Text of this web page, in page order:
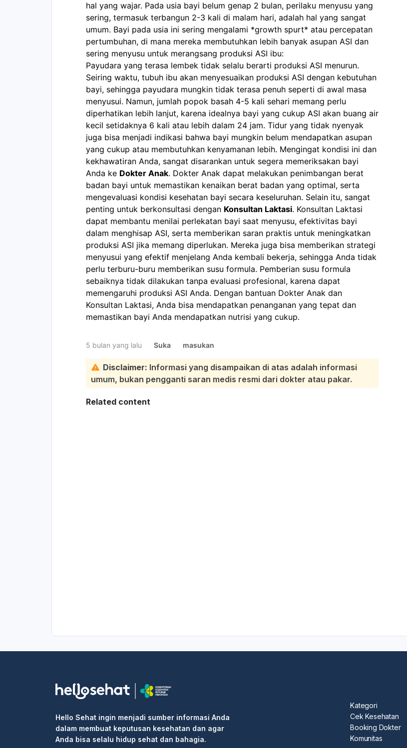
hal yang wajar. Pada usia bayi belum genap 2 bulan, perilaku menyusu yang
sering, termasuk terbangun 2-3 kali di malam hari, adalah hal yang sangat
umum. Bayi pada usia ini sering mengalami *growth spurt* atau percepatan
pertumbuhan, di mana mereka membutuhkan lebih banyak asupan ASI dan
sering menyusu untuk merangsang produksi ASI ibu:
Payudara yang terasa lembek tidak selalu berarti produksi ASI menurun.
Seiring waktu, tubuh ibu akan menyesuaikan produksi ASI dengan kebutuhan
bayi, sehingga payudara mungkin tidak terasa penuh seperti di awal masa
menyusui. Namun, jumlah popok basah 4-5 kali sehari memang perlu
diperhatikan lebih lanjut, karena idealnya bayi yang cukup ASI akan buang air
kecil setidaknya 6 kali atau lebih dalam 24 jam. Tidur yang tidak nyenyak
juga bisa menjadi indikasi bahwa bayi mungkin belum mendapatkan asupan
yang cukup atau membutuhkan kenyamanan lebih. Mengingat kondisi ini dan
kekhawatiran Anda, sangat disarankan untuk segera memeriksakan bayi
Anda ke Dokter Anak. Dokter Anak dapat melakukan penimbangan berat
badan bayi untuk memastikan kenaikan berat badan yang optimal, serta
mengevaluasi kondisi kesehatan bayi secara keseluruhan. Selain itu, sangat
penting untuk berkonsultasi dengan Konsultan Laktasi. Konsultan Laktasi
dapat membantu menilai perlekatan bayi saat menyusu, efektivitas bayi
dalam menghisap ASI, serta memberikan saran praktis untuk meningkatkan
produksi ASI jika memang diperlukan. Mereka juga bisa memberikan strategi
menyusui yang efektif menjelang Anda kembali bekerja, sehingga Anda tidak
perlu terburu-buru memberikan susu formula. Pemberian susu formula
sebaiknya tidak dilakukan tanpa evaluasi profesional, karena dapat
memengaruhi produksi ASI Anda. Dengan bantuan Dokter Anak dan
Konsultan Laktasi, Anda bisa mendapatkan penanganan yang tepat dan
memastikan bayi Anda mendapatkan nutrisi yang cukup.
5 bulan yang lalu Suka masukan
Disclaimer: Informasi yang disampaikan di atas adalah informasi
umum, bukan pengganti saran medis resmi dari dokter atau pakar.
Related content
Hello Sehat ingin menjadi sumber informasi Anda
dalam membuat keputusan kesehatan dan agar
Anda bisa selalu hidup sehat dan bahagia.
Kategori
Cek Kesehatan
Booking Dokter
Komunitas